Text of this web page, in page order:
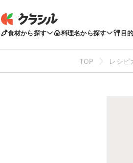
食材から探す 料理名から探す 目
TOP レシピ